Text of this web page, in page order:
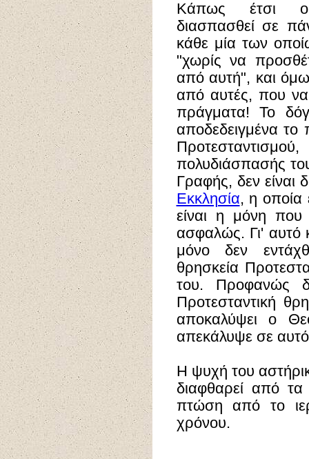
Κάπως έτσι ο
διασπασθεί σε
κάθε μία των
"χωρίς να
από αυτή", και
από αυτές, που να
πράγματα! Το
αποδεδειγμένα
πολυδιάσπασής
Γραφής, δεν είναι
Εκκλησία, η οποία
είναι η μόνη που
ασφαλώς. Γι' αυτό
μόνο δεν
θρησκεία
του. Προφανώς
Προτεσταντική
αποκαλύψει ο
απεκάλυψε σε
Η ψυχή του
διαφθαρεί από
πτώση από το
χρόνου.